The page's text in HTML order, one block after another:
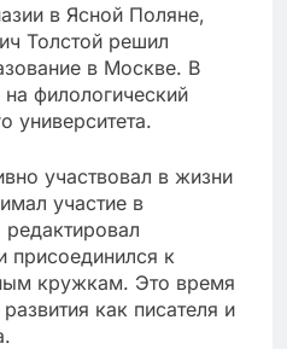
в Ясной Поляне,
Толстой решил
в Москве. В
филологический
университета.
участвовал в жизни
участие в
редактировал
присоединился к
кружкам. Это время
как писателя и